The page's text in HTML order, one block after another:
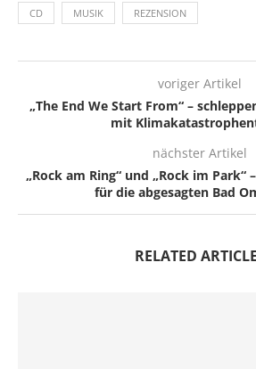
CD MUSIK REZENSION
voriger Artikel
„The End We Start From“ –
mit
nächster Artikel
„Rock am Ring“ und „Rock im
für die abgesagten Bad
RELATED